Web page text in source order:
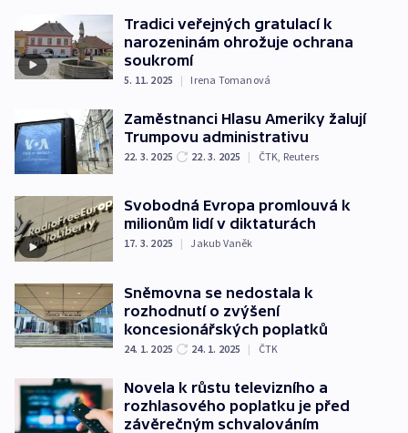
Tradici veřejných gratulací k
narozeninám ohrožuje ochrana
soukromí
5. 11. 2025 | Irena Tomanová
Zaměstnanci Hlasu Ameriky žalují
Trumpovu administrativu
22. 3. 2025 22. 3. 2025 | ČTK Reuters
Svobodná Evropa promlouvá k
milionům lidí v diktaturách
17. 3. 2025 | Jakub Vaněk
Sněmovna se nedostala k
rozhodnutí o zvýšení
koncesionářských poplatků
24. 1. 2025 24. 1. 2025 | ČTK
Novela k růstu televizního a
rozhlasového poplatku je před
závěrečným schvalováním